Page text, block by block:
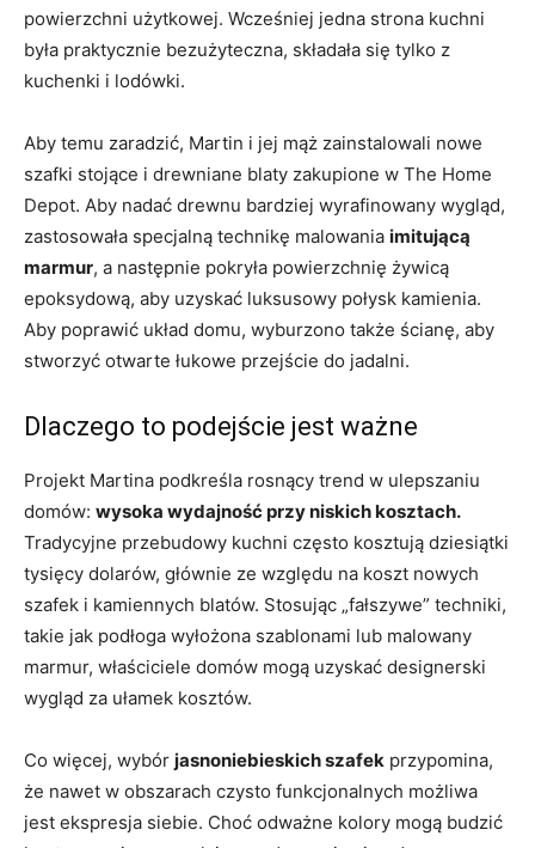
powierzchni użytkowej. Wcześniej jedna strona kuchni
była praktycznie bezużyteczna, składała się tylko z
kuchenki i lodówki.
Aby temu zaradzić, Martin i jej mąż zainstalowali nowe
szafki stojące i drewniane blaty zakupione w The Home
Depot. Aby nadać drewnu bardziej wyrafinowany wygląd,
zastosowała specjalną technikę malowania imitującą
marmur, a następnie pokryła powierzchnię żywicą
epoksydową, aby uzyskać luksusowy połysk kamienia.
Aby poprawić układ domu, wyburzono także ścianę, aby
stworzyć otwarte łukowe przejście do jadalni.
Dlaczego to podejście jest ważne
Projekt Martina podkreśla rosnący trend w ulepszaniu
domów: wysoka wydajność przy niskich kosztach.
Tradycyjne przebudowy kuchni często kosztują dziesiątki
tysięcy dolarów, głównie ze względu na koszt nowych
szafek i kamiennych blatów. Stosując „fałszywe” techniki,
takie jak podłoga wyłożona szablonami lub malowany
marmur, właściciele domów mogą uzyskać designerski
wygląd za ułamek kosztów.
Co więcej, wybór jasnoniebieskich szafek przypomina,
że ​​nawet w obszarach czysto funkcjonalnych możliwa
jest ekspresja siebie. Choć odważne kolory mogą budzić